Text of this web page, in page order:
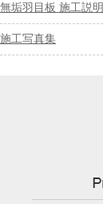
無垢羽目板 施工説明
施工写真集